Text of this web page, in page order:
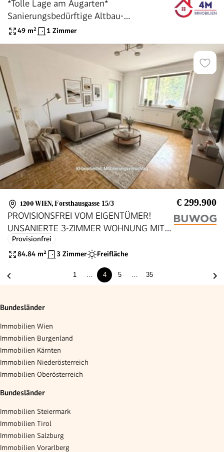
*Tolle Lage am Augarten*
Sanierungsbedürftige Altbau-
Erdgeschosswohnung
49 m² 1 Zimmer
1200 WIEN, Forsthausgasse 15/3 € 299.900
PROVISIONSFREI VOM EIGENTÜMER!
UNSANIERTE 3-ZIMMER WOHNUNG MIT
WINTERGARTEN!
Provisionfrei
84.84 m² 3 Zimmer Freifläche
1 4 5 35
Bundesländer
Immobilien Wien
Immobilien Burgenland
Immobilien Kärnten
Immobilien Niederösterreich
Immobilien Oberösterreich
Bundesländer
Immobilien Steiermark
Immobilien Tirol
Immobilien Salzburg
Immobilien Vorarlberg